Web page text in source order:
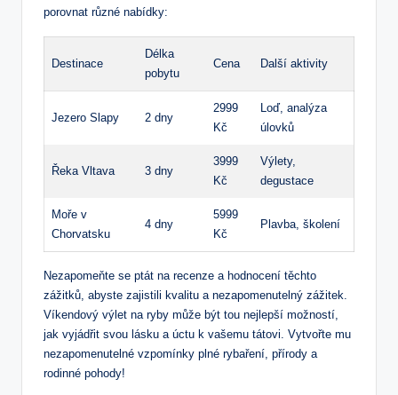
porovnat různé nabídky:
Destinace
Délka
pobytu
Cena Další aktivity
Jezero Slapy 2 dny
2999
Kč
Loď, analýza
úlovků
Řeka Vltava 3 dny
3999
Kč
Výlety,
degustace
Moře v
Chorvatsku
4 dny
5999
Kč
Plavba, školení
Nezapomeňte se ptát na recenze a hodnocení těchto
zážitků, abyste zajistili kvalitu a nezapomenutelný zážitek.
Víkendový výlet na ryby může být tou nejlepší možností,
jak vyjádřit svou lásku a úctu k vašemu tátovi. Vytvořte mu
nezapomenutelné vzpomínky plné rybaření, přírody a
rodinné pohody!